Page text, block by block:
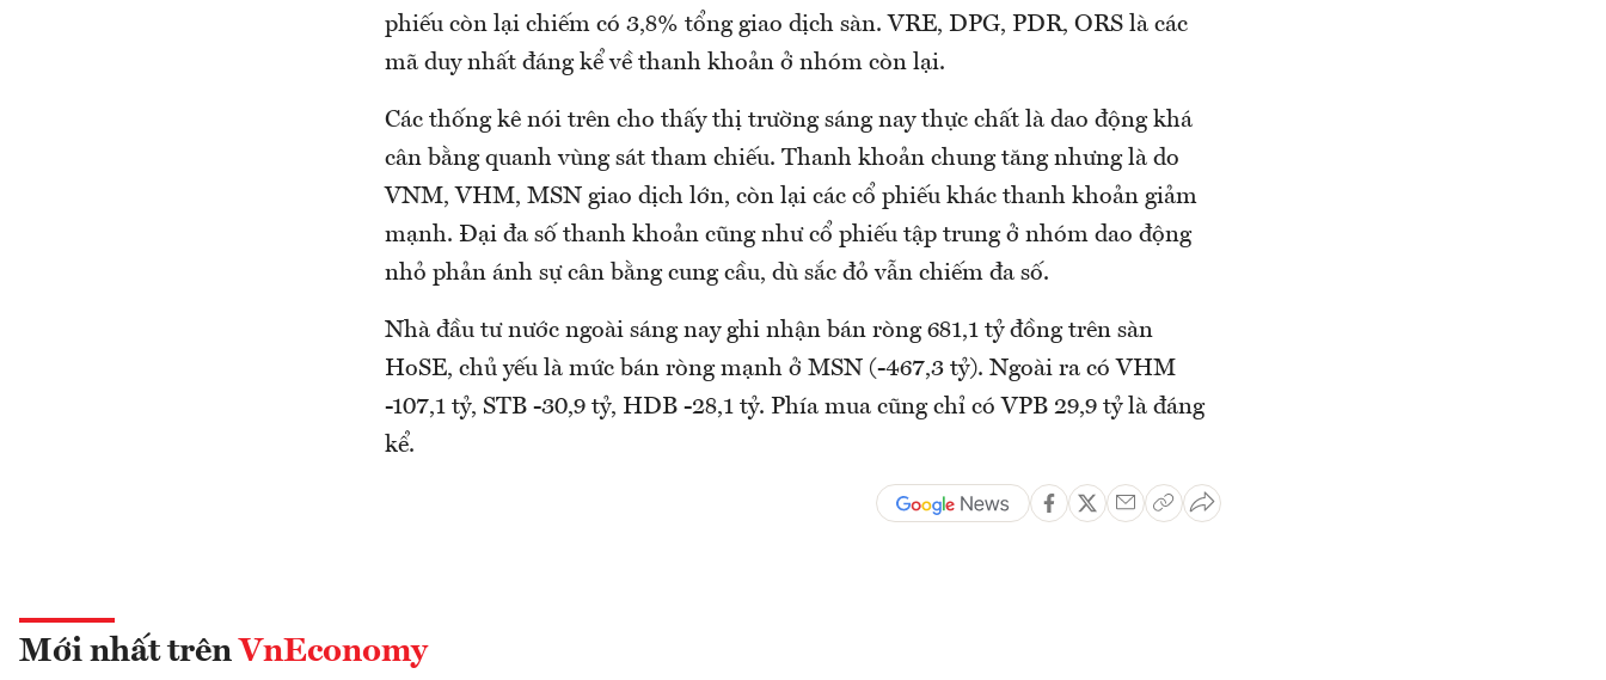
phiếu còn lại chiếm có 3,8% tổng giao dịch sàn. VRE, DPG, PDR, ORS là các
mã duy nhất đáng kể về thanh khoản ở nhóm còn lại.
Các thống kê nói trên cho thấy thị trường sáng nay thực chất là dao động khá
cân bằng quanh vùng sát tham chiếu. Thanh khoản chung tăng nhưng là do
VNM, VHM, MSN giao dịch lớn, còn lại các cổ phiếu khác thanh khoản giảm
mạnh. Đại đa số thanh khoản cũng như cổ phiếu tập trung ở nhóm dao động
nhỏ phản ánh sự cân bằng cung cầu, dù sắc đỏ vẫn chiếm đa số.
Nhà đầu tư nước ngoài sáng nay ghi nhận bán ròng 681,1 tỷ đồng trên sàn
HoSE, chủ yếu là mức bán ròng mạnh ở MSN (-467,3 tỷ). Ngoài ra có VHM
-107,1 tỷ, STB -30,9 tỷ, HDB -28,1 tỷ. Phía mua cũng chỉ có VPB 29,9 tỷ là đáng
kể.
Mới nhất trên VnEconomy